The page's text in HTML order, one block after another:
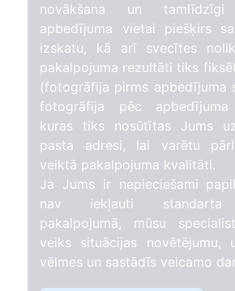
novākšana un
apbedījuma vietai piešķirs
izskatu, kā arī svecītes
pakalpojuma rezultāti tiks
(fotogrāfija pirms apbedījuma
fotogrāfija pēc apbedījuma
kuras tiks nosūtītas Jums
pasta adresi, lai varētu
veiktā pakalpojuma kvalitāti.
Ja Jums ir nepieciešami
nav iekļauti standarta
pakalpojumā, mūsu
veiks situācijas novētējumu,
vēlmes un sastādīs veicamo